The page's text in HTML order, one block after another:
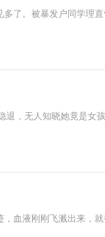
了。被暴发户同学理
退，无人知晓她竟是
血液刚刚飞溅出来